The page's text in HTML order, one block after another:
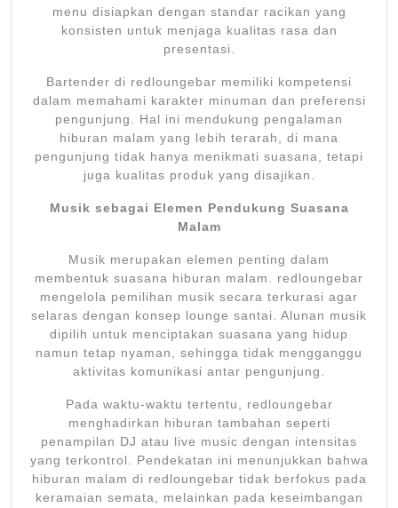
menu disiapkan dengan standar racikan yang
konsisten untuk menjaga kualitas rasa dan
presentasi.
Bartender di redloungebar memiliki kompetensi
dalam memahami karakter minuman dan preferensi
pengunjung. Hal ini mendukung pengalaman
hiburan malam yang lebih terarah, di mana
pengunjung tidak hanya menikmati suasana, tetapi
juga kualitas produk yang disajikan.
Musik sebagai Elemen Pendukung Suasana
Malam
Musik merupakan elemen penting dalam
membentuk suasana hiburan malam. redloungebar
mengelola pemilihan musik secara terkurasi agar
selaras dengan konsep lounge santai. Alunan musik
dipilih untuk menciptakan suasana yang hidup
namun tetap nyaman, sehingga tidak mengganggu
aktivitas komunikasi antar pengunjung.
Pada waktu-waktu tertentu, redloungebar
menghadirkan hiburan tambahan seperti
penampilan DJ atau live music dengan intensitas
yang terkontrol. Pendekatan ini menunjukkan bahwa
hiburan malam di redloungebar tidak berfokus pada
keramaian semata, melainkan pada keseimbangan